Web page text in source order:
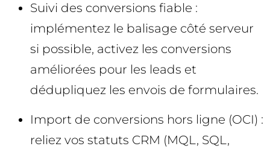
Suivi des conversions fiable :
implémentez le balisage côté serveur
si possible, activez les conversions
améliorées pour les leads et
dédupliquez les envois de formulaires.
Import de conversions hors ligne (OCI) :
reliez vos statuts CRM (MQL, SQL,